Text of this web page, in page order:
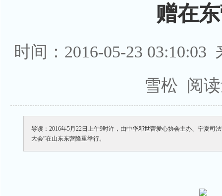
赠在
时间：2016-05-23
雪松 阅
导读：2016年5月22日上午9时许，由中华邓世蕾爱心协会主办、宁夏
大会”在山东东营隆重举行。